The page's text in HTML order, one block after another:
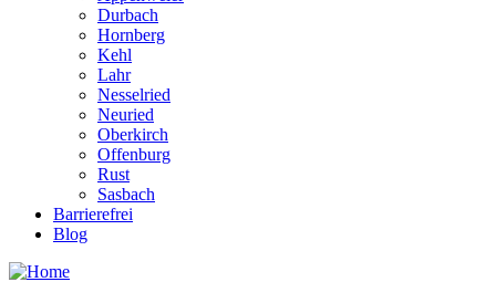
Durbach
Hornberg
Kehl
Lahr
Nesselried
Neuried
Oberkirch
Offenburg
Rust
Sasbach
Barrierefrei
Blog